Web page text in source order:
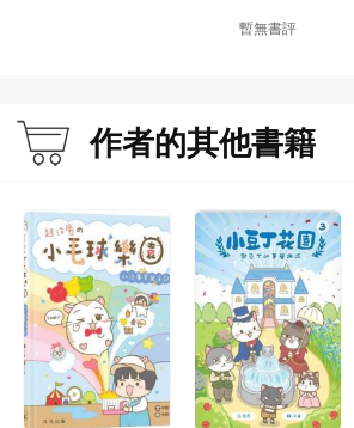
暫無書評
作者的其他書籍